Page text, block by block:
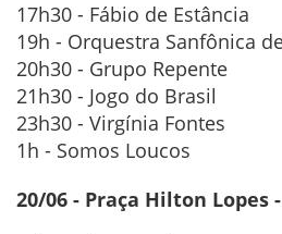
17h30 - Fábio de Estância
19h - Orquestra Sanfônica
20h30 - Grupo Repente
21h30 - Jogo do Brasil
23h30 - Virgínia Fontes
1h - Somos Loucos
20/06 - Praça Hilton Lopes